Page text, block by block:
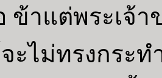
ข้าแต่พระเจ้
ะไม่ทรงกระ